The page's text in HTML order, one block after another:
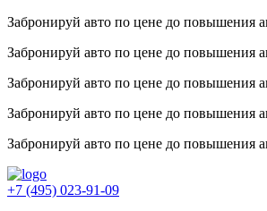
Забронируй авто по цене до повышения
Забронируй авто по цене до повышения
Забронируй авто по цене до повышения
Забронируй авто по цене до повышения
Забронируй авто по цене до повышения
+7 (495) 023-91-09